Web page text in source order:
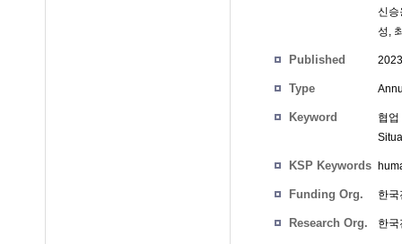
신승
성,
Published
Type
Keyword
협
KSP Keywords
Funding Org. 한
Research Org. 한